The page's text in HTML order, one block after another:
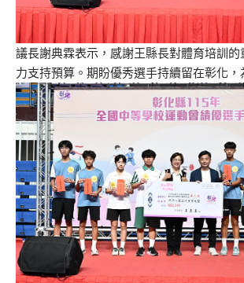
議長謝典霖表示，感謝王縣長對體育培訓
力支持預算。期盼優秀選手持續留在彰化，